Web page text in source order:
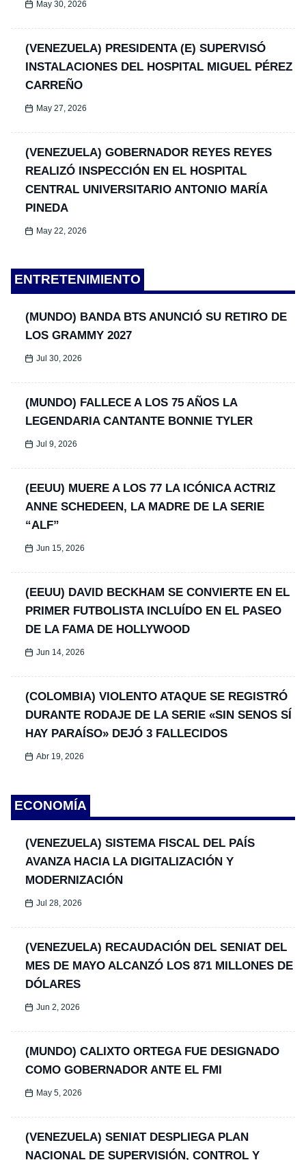
May 30, 2026
(VENEZUELA) PRESIDENTA (E) SUPERVISÓ
INSTALACIONES DEL HOSPITAL MIGUEL PÉREZ
CARREÑO
May 27, 2026
(VENEZUELA) GOBERNADOR REYES REYES
REALIZÓ INSPECCIÓN EN EL HOSPITAL
CENTRAL UNIVERSITARIO ANTONIO MARÍA
PINEDA
May 22, 2026
ENTRETENIMIENTO
(MUNDO) BANDA BTS ANUNCIÓ SU RETIRO DE
LOS GRAMMY 2027
Jul 30, 2026
(MUNDO) FALLECE A LOS 75 AÑOS LA
LEGENDARIA CANTANTE BONNIE TYLER
Jul 9, 2026
(EEUU) MUERE A LOS 77 LA ICÓNICA ACTRIZ
ANNE SCHEDEEN, LA MADRE DE LA SERIE
“ALF”
Jun 15, 2026
(EEUU) DAVID BECKHAM SE CONVIERTE EN EL
PRIMER FUTBOLISTA INCLUÍDO EN EL PASEO
DE LA FAMA DE HOLLYWOOD
Jun 14, 2026
(COLOMBIA) VIOLENTO ATAQUE SE REGISTRÓ
DURANTE RODAJE DE LA SERIE «SIN SENOS SÍ
HAY PARAÍSO» DEJÓ 3 FALLECIDOS
Abr 19, 2026
ECONOMÍA
(VENEZUELA) SISTEMA FISCAL DEL PAÍS
AVANZA HACIA LA DIGITALIZACIÓN Y
MODERNIZACIÓN
Jul 28, 2026
(VENEZUELA) RECAUDACIÓN DEL SENIAT DEL
MES DE MAYO ALCANZÓ LOS 871 MILLONES DE
DÓLARES
Jun 2, 2026
(MUNDO) CALIXTO ORTEGA FUE DESIGNADO
COMO GOBERNADOR ANTE EL FMI
May 5, 2026
(VENEZUELA) SENIAT DESPLIEGA PLAN
NACIONAL DE SUPERVISIÓN, CONTROL Y